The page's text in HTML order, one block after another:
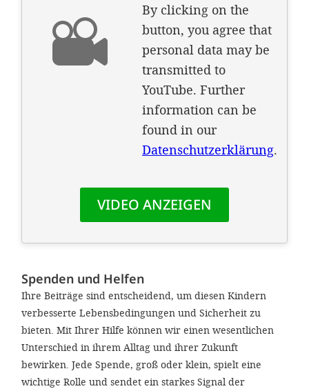
Spenden und Helfen
Ihre Beiträge sind entscheidend, um diesen Kindern
verbesserte Lebensbedingungen und Sicherheit zu
bieten. Mit Ihrer Hilfe können wir einen wesentlichen
Unterschied in ihrem Alltag und ihrer Zukunft
bewirken. Jede Spende, groß oder klein, spielt eine
wichtige Rolle und sendet ein starkes Signal der